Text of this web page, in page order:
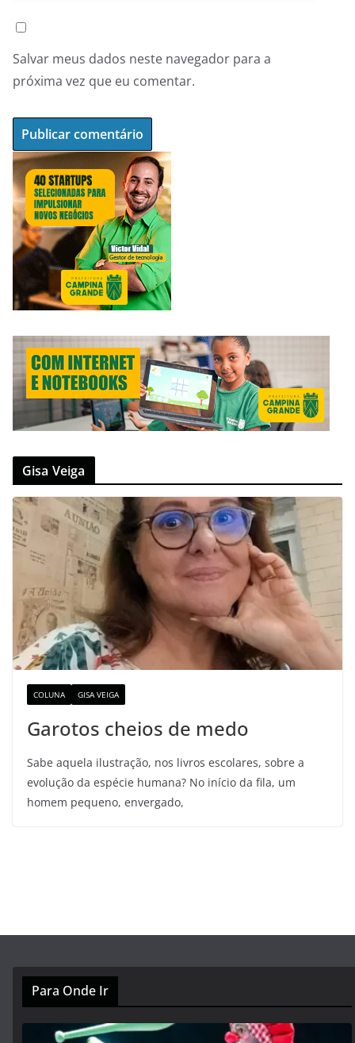
Salvar meus dados neste navegador para a
próxima vez que eu comentar.
Gisa Veiga
COLUNA GISA VEIGA
Garotos cheios de medo
Sabe aquela ilustração, nos livros escolares, sobre a
evolução da espécie humana? No início da fila, um
homem pequeno, envergado,
Para Onde Ir